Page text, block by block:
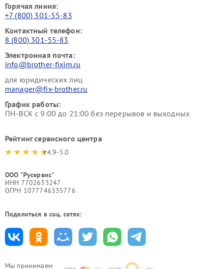
Мы принимаем
Горячая линия:
+7 (800) 301-55-83
Контактный телефон:
8 (800) 301-55-83
Электронная почта:
info@brother-fixim.ru
для юридических лиц
manager@fix-brother.ru
График работы:
ПН-ВСК с 9:00 до 21:00 без перерывов и выходных
Рейтинг сервисного центра
4.9-5.0
ООО "Русервис"
ИНН 7702633247
ОГРН 1077746335776
Поделиться в соц. сетях: